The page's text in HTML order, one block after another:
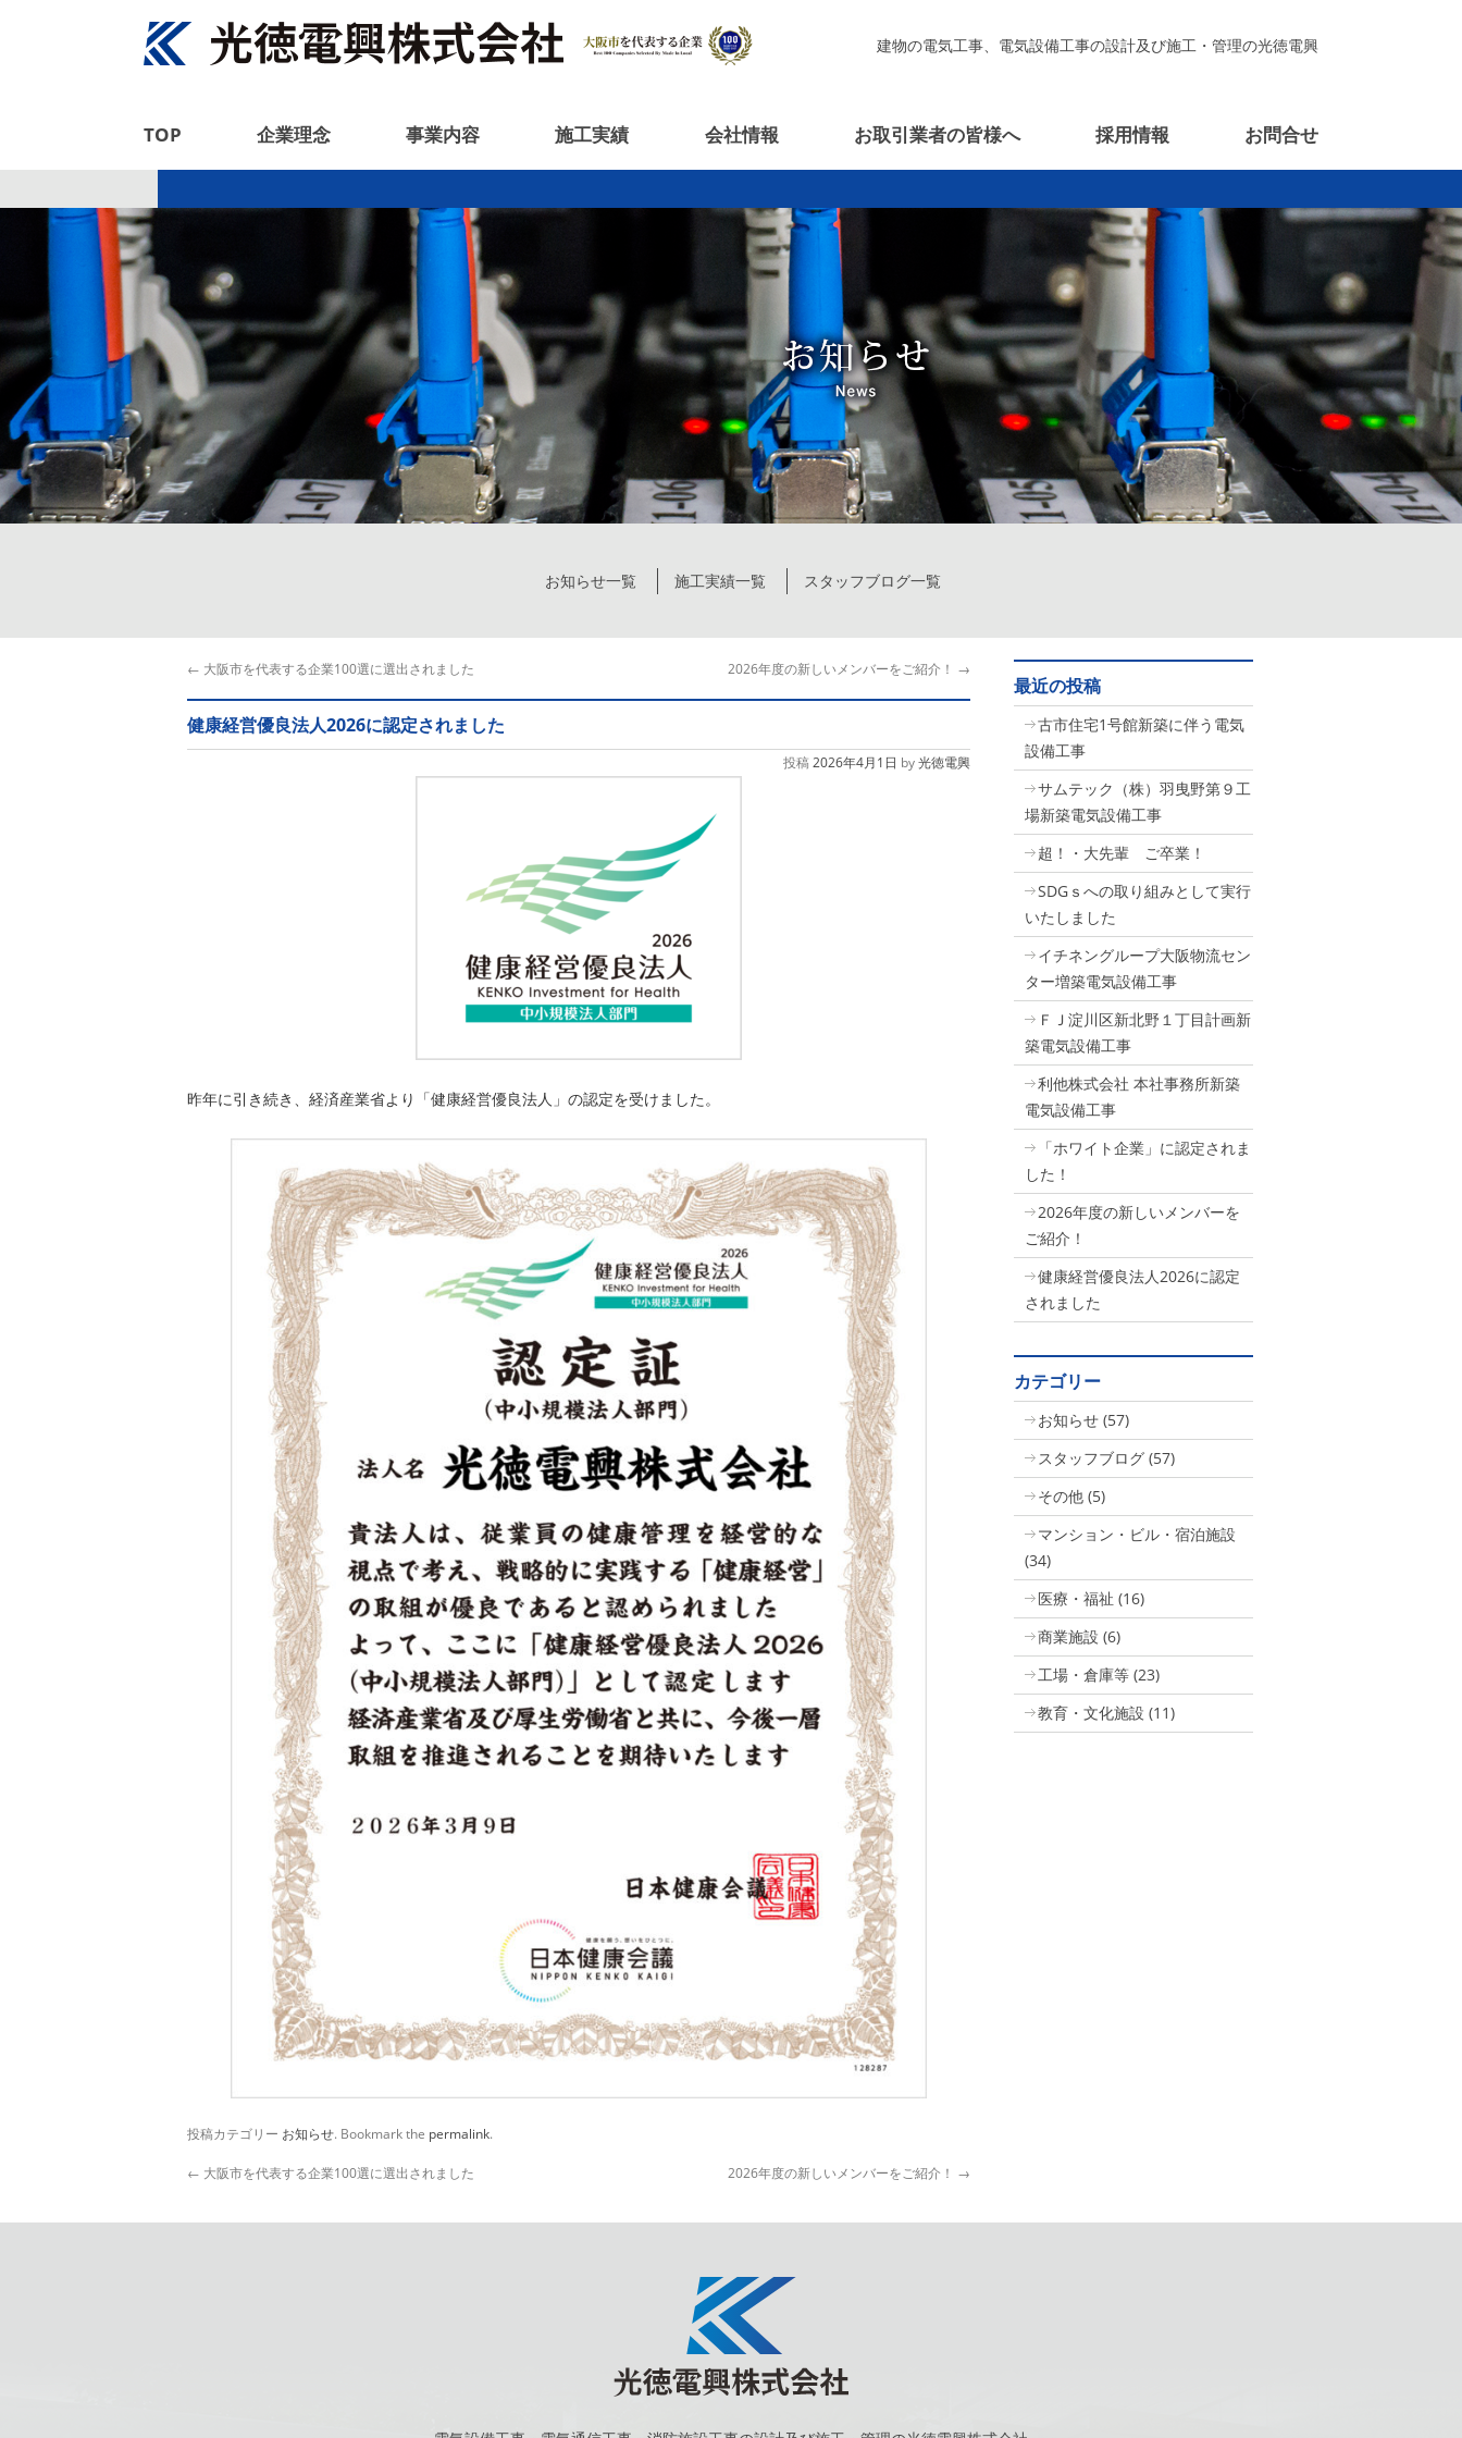
建物の電気工事、電気設備工事の設計及び施工・管理の光徳電興
TOP 企業理念 事業内容 施工実績 会社情報 お取引業者の皆様へ 採用情報 お問合せ
お知らせ一覧 施工実績一覧 スタッフブログ一覧
← 大阪市を代表する企業100選に選出されました 2026年度の新しいメンバーをご紹介！ →
健康経営優良法人2026に認定されました
投稿 2026年4月1日 by光徳電興
昨年に引き続き、経済産業省より「健康経営優良法人」の認定を受けました。
投稿カテゴリー お知らせ. Bookmark the permalink.
← 大阪市を代表する企業100選に選出されました 2026年度の新しいメンバーをご紹介！ →
最近の投稿
古市住宅1号館新築に伴う電気
設備工事
サムテック（株）羽曳野第９工
場新築電気設備工事
超！・大先輩 ご卒業！
SDGｓへの取り組みとして実行
いたしました
イチネングループ大阪物流セン
ター増築電気設備工事
ＦＪ淀川区新北野１丁目計画新
築電気設備工事
利他株式会社 本社事務所新築
電気設備工事
「ホワイト企業」に認定されま
した！
2026年度の新しいメンバーを
ご紹介！
健康経営優良法人2026に認定
されました
カテゴリー
お知らせ (57)
スタッフブログ (57)
その他 (5)
マンション・ビル・宿泊施設
(34)
医療・福祉 (16)
商業施設 (6)
工場・倉庫等 (23)
教育・文化施設 (11)